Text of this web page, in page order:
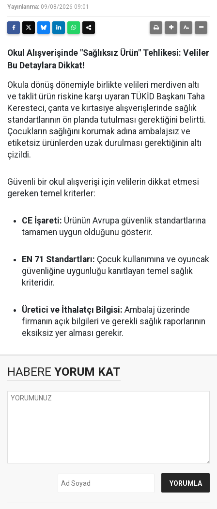
Yayınlanma: 09/08/2026 09:01
Okul Alışverişinde "Sağlıksız Ürün" Tehlikesi: Veliler
Bu Detaylara Dikkat!
Okula dönüş dönemiyle birlikte velileri merdiven altı
ve taklit ürün riskine karşı uyaran TÜKİD Başkanı Taha
Keresteci, çanta ve kırtasiye alışverişlerinde sağlık
standartlarının ön planda tutulması gerektiğini belirtti.
Çocukların sağlığını korumak adına ambalajsız ve
etiketsiz ürünlerden uzak durulması gerektiğinin altı
çizildi.
Güvenli bir okul alışverişi için velilerin dikkat etmesi
gereken temel kriterler:
CE İşareti: Ürünün Avrupa güvenlik standartlarına
tamamen uygun olduğunu gösterir.
EN 71 Standartları: Çocuk kullanımına ve oyuncak
güvenliğine uygunluğu kanıtlayan temel sağlık
kriteridir.
Üretici ve İthalatçı Bilgisi: Ambalaj üzerinde
firmanın açık bilgileri ve gerekli sağlık raporlarının
eksiksiz yer alması gerekir.
HABERE YORUM KAT